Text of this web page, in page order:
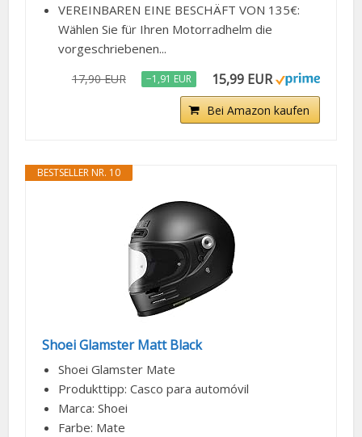
VEREINBAREN EINE BESCHÄFT VON 135€:
Wählen Sie für Ihren Motorradhelm die
vorgeschriebenen...
17,90 EUR −1,91 EUR 15,99 EUR
Bei Amazon kaufen
BESTSELLER NR. 10
Shoei Glamster Matt Black
Shoei Glamster Mate
Produkttipp: Casco para automóvil
Marca: Shoei
Farbe: Mate